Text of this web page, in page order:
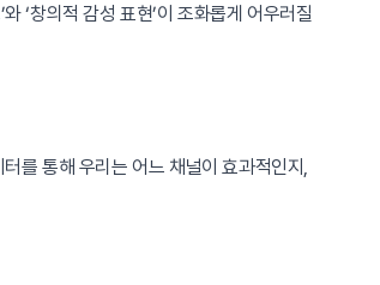
‘창의적 감성 표현’이 조화롭게 어우러질
를 통해 우리는 어느 채널이 효과적인지,